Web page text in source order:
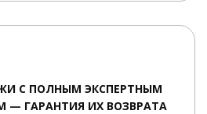
С ПОЛНЫМ ЭКСПЕРТНЫМ
— ГАРАНТИЯ ИХ ВОЗВРАТА